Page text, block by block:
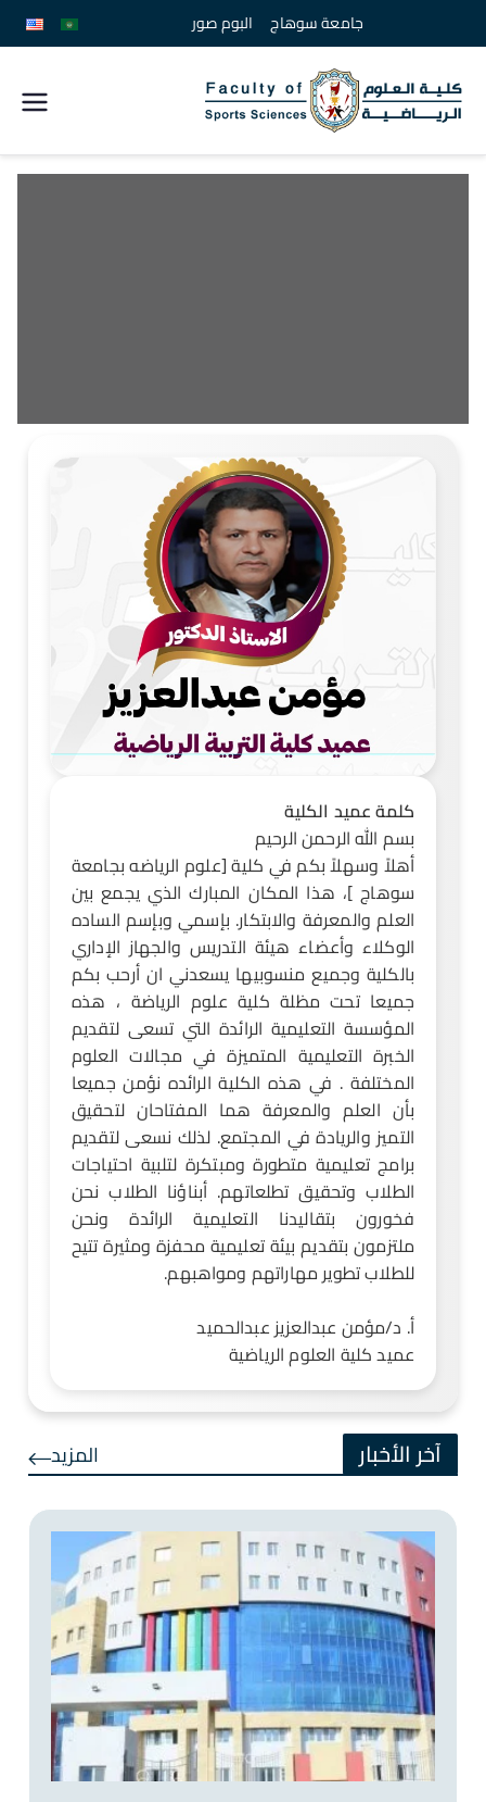
جامعة سوهاج البوم صور
علوم
كلمة عميد الكلية
بسم الله الرحمن الرحيم
أهلاً وسهلاً بكم في كلية [علوم الرياضه بجامعة
سوهاج ]، هذا المكان المبارك الذي يجمع بين
العلم والمعرفة والابتكار. بإسمي وبإسم الساده
الوكلاء وأعضاء هيئة التدريس والجهاز الإداري
بالكلية وجميع منسوبيها يسعدني ان أرحب بكم
جميعا تحت مظلة كلية علوم الرياضة ، هذه
المؤسسة التعليمية الرائدة التي تسعى لتقديم
الخبرة التعليمية المتميزة في مجالات العلوم
المختلفة . في هذه الكلية الرائده نؤمن جميعا
بأن العلم والمعرفة هما المفتاحان لتحقيق
التميز والريادة في المجتمع. لذلك نسعى لتقديم
برامج تعليمية متطورة ومبتكرة لتلبية احتياجات
الطلاب وتحقيق تطلعاتهم. أبناؤنا الطلاب نحن
فخورون بتقاليدنا التعليمية الرائدة ونحن
ملتزمون بتقديم بيئة تعليمية محفزة ومثيرة تتيح
للطلاب تطوير مهاراتهم ومواهبهم.
أ. د/مؤمن عبدالعزيز عبدالحميد
عميد كلية العلوم الرياضية
آخر الأخبار المزيد